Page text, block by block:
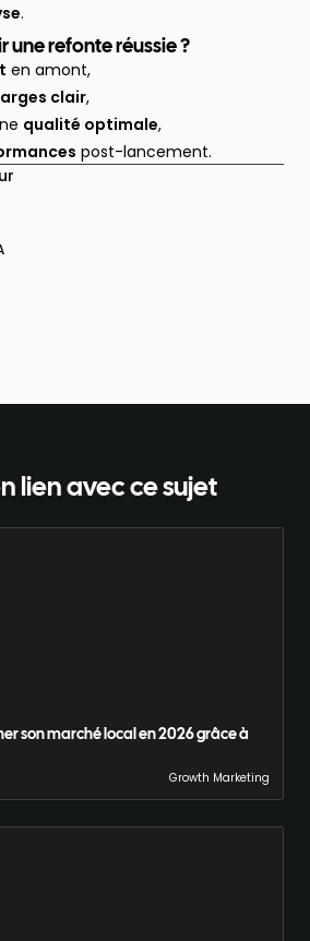
.
une refonte réussie ?
en amont,
clair,
qualité optimale,
post-lancement.
lien avec ce sujet
son marché local en 2026 grâce à
Growth Marketing